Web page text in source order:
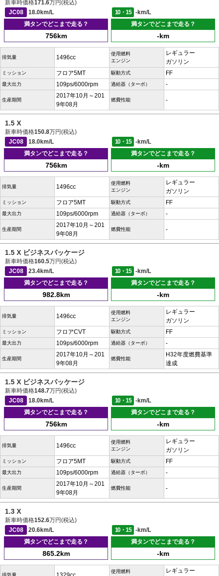
新車時価格171.6万円(税込)
JC08
18.0km/L 10・15
-km/L
満タンでどこまで走る？
756km
満タンでどこまで走る？
-km
排気量 1496cc
使用燃料
エンジン
レギュラー
ガソリン
ミッション フロア5MT 駆動方式 FF
最大出力 109ps/6000rpm 過給器（ターボ） -
生産期間
2017年10月～201
9年08月
燃費性能 -
1.5 X
新車時価格150.8万円(税込)
JC08
18.0km/L 10・15
-km/L
満タンでどこまで走る？
756km
満タンでどこまで走る？
-km
排気量 1496cc
使用燃料
エンジン
レギュラー
ガソリン
ミッション フロア5MT 駆動方式 FF
最大出力 109ps/6000rpm 過給器（ターボ） -
生産期間
2017年10月～201
9年08月
燃費性能 -
1.5 X ビジネスパッケージ
新車時価格160.5万円(税込)
JC08
23.4km/L 10・15
-km/L
満タンでどこまで走る？
982.8km
満タンでどこまで走る？
-km
排気量 1496cc
使用燃料
エンジン
レギュラー
ガソリン
ミッション フロアCVT 駆動方式 FF
最大出力 109ps/6000rpm 過給器（ターボ） -
生産期間
2017年10月～201
9年08月
燃費性能
H32年度燃費基準
達成
1.5 X ビジネスパッケージ
新車時価格148.7万円(税込)
JC08
18.0km/L 10・15
-km/L
満タンでどこまで走る？
756km
満タンでどこまで走る？
-km
排気量 1496cc
使用燃料
エンジン
レギュラー
ガソリン
ミッション フロア5MT 駆動方式 FF
最大出力 109ps/6000rpm 過給器（ターボ） -
生産期間
2017年10月～201
9年08月
燃費性能 -
1.3 X
新車時価格152.6万円(税込)
JC08
20.6km/L 10・15
-km/L
満タンでどこまで走る？
865.2km
満タンでどこまで走る？
-km
排気量
使用燃料
レギュラー